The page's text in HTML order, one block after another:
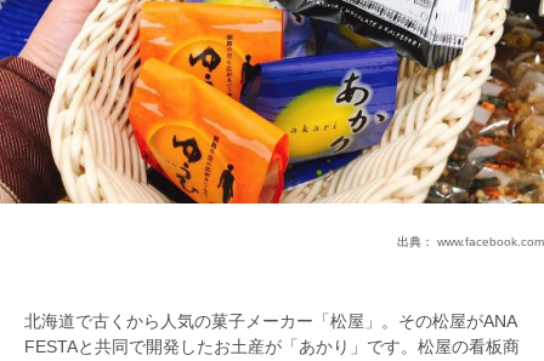
出典： www.facebook.com
北海道で古くから人気の菓子メーカー「松屋」。その松屋がANA
FESTAと共同で開発したお土産が「あかり」です。松屋の看板商